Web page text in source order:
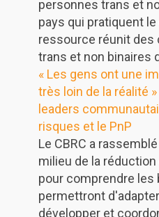
personnes trans et
pays qui pratiquent
ressource réunit des
trans et non binaires
« Les gens ont une
très loin de la réalité
leaders
risques et le PnP
Le CBRC a
milieu de la
pour comprendre les
permettront
développer et